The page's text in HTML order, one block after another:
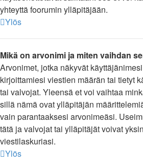
yhteyttä foorumin ylläpitäjään.
Ylös
Mikä on arvonimi ja miten vaihdan
Arvonimet, jotka näkyvät
kirjoittamiesi viestien määrän tai tietyt
tai valvojat. Yleensä et voi vaihtaa
sillä nämä ovat ylläpitäjän
vain parantaaksesi arvonimeäsi.
tätä ja valvojat tai ylläpitäjät voivat
viestilaskuriasi.
Ylös